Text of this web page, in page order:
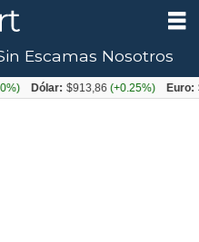
Escamas Nosotros
$913,86(+0.25%) Euro: